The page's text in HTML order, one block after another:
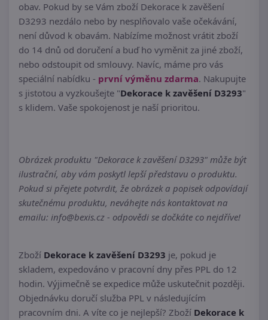
obav. Pokud by se Vám zboží Dekorace k zavěšení
D3293 nezdálo nebo by nesplňovalo vaše očekávání,
není důvod k obavám. Nabízíme možnost vrátit zboží
do 14 dnů od doručení a buď ho vyměnit za jiné zboží,
nebo odstoupit od smlouvy. Navíc, máme pro vás
speciální nabídku - první výměnu zdarma. Nakupujte
s jistotou a vyzkoušejte "Dekorace k zavěšení D3293"
s klidem. Vaše spokojenost je naší prioritou.
Obrázek produktu "Dekorace k zavěšení D3293" může být
ilustrační, aby vám poskytl lepší představu o produktu.
Pokud si přejete potvrdit, že obrázek a popisek odpovídají
skutečnému produktu, neváhejte nás kontaktovat na
emailu: info@bexis.cz - odpovědi se dočkáte co nejdříve!
Zboží Dekorace k zavěšení D3293 je, pokud je
skladem, expedováno v pracovní dny přes PPL do 12
hodin. Výjimečně se expedice může uskutečnit později.
Objednávku doručí služba PPL v následujícím
pracovním dni. A víte co je nejlepší? Zboží Dekorace k